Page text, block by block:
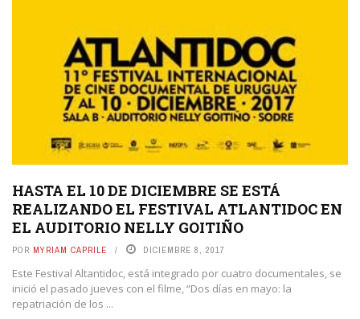
HASTA EL 10 DE DICIEMBRE SE ESTÁ
REALIZANDO EL FESTIVAL ATLANTIDOC EN
EL AUDITORIO NELLY GOITIÑO
POR MYRIAM CAPRILE DICIEMBRE 8, 2017
Este Festival Altantidoc, está integrado por cuatro documentales, se
inició el pasado jueves con el filme, “Dos días en mayo: la
repatriación de los ...